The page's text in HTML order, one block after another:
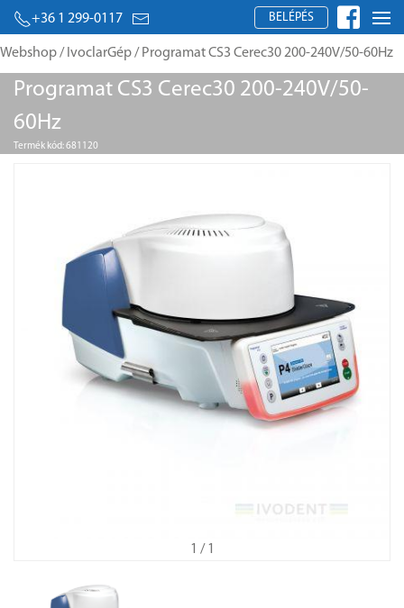
+36 1 299-0117 BELÉPÉS
Webshop/ IvoclarGép/ Programat CS3 Cerec30 200-240V/50-60Hz
Programat CS3 Cerec30 200-240V/50-
60Hz
Termék kód: 681120
1 / 1